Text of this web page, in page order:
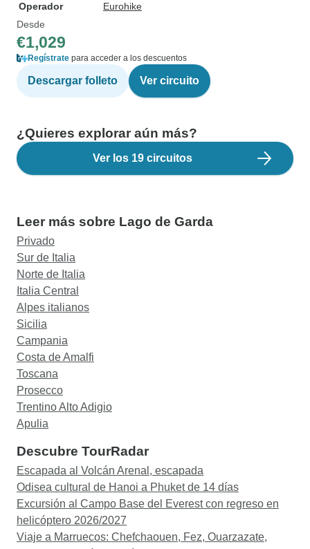
Operador
Eurohike
Desde
€1,029
Regístrate para acceder a los descuentos
Descargar folleto Ver circuito
¿Quieres explorar aún más?
Ver los 19 circuitos
Leer más sobre Lago de Garda
Privado
Sur de Italia
Norte de Italia
Italia Central
Alpes italianos
Sicilia
Campania
Costa de Amalfi
Toscana
Prosecco
Trentino Alto Adigio
Apulia
Descubre TourRadar
Escapada al Volcán Arenal, escapada
Odisea cultural de Hanoi a Phuket de 14 días
Excursión al Campo Base del Everest con regreso en
helicóptero 2026/2027
Viaje a Marruecos: Chefchaouen, Fez, Ouarzazate,